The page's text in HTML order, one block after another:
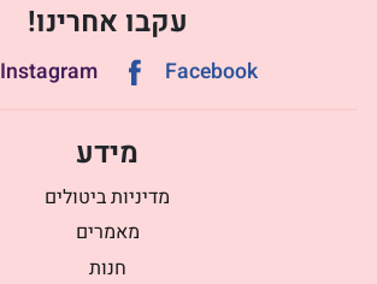
עקבו אחרינו!
Facebook
Instagram
מידע
מדיניות ביטולים
מאמרים
חנות